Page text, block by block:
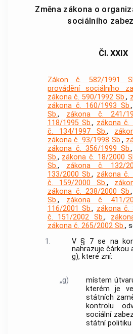
Změna zákona o
sociálního
Čl. XXIX
Zákon č. 582/1991
provádění sociálního
zákona č. 590/1992 Sb.,
zákona č. 160/1993 Sb.,
Sb., zákona č. 241/
118/1995 Sb., zákona č.
č. 134/1997 Sb.,
zákona č. 93/1998 Sb.,
zákona č. 356/1999 Sb.,
Sb., zákona č. 18/2000
Sb., zákona č. 132/
133/2000 Sb., zákona č.
č. 159/2000 Sb.,
zákona č. 238/2000 Sb.,
Sb., zákona č. 411/
116/2001 Sb., zákona č.
č. 151/2002 Sb.,
zákona č. 265/2002 Sb.,
1.
V § 7 se na
nahrazuje čárkou
g), které zní:
„g)
místem
kterém je
státních
kontrolu
sociální
státní politiku